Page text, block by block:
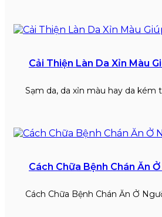
Cải Thiện Làn Da Xỉn Màu
Sạm da, da xỉn màu hay da
Cách Chữa Bệnh Chán Ăn
Cách Chữa Bệnh Chán Ăn Ở